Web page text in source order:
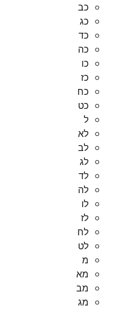
כב
כג
כד
כה
כו
כז
כח
כט
ל
לא
לב
לג
לד
לה
לו
לז
לח
לט
מ
מא
מב
מג